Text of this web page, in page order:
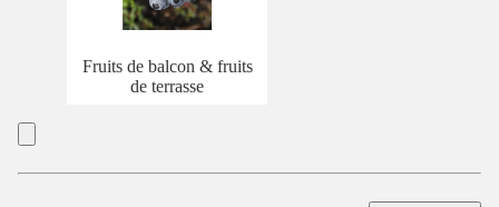
Fruits de balcon & fruits
de terrasse